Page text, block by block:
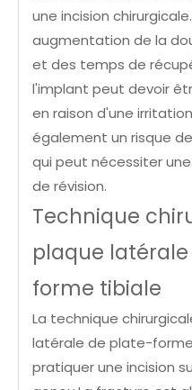
une incision
augmentation de la
et des temps de
l'implant peut devoir
en raison d'une
également un risque
qui peut nécessiter
de révision.
Technique
plaque
forme tibiale
La technique
latérale de plate-
pratiquer une incision